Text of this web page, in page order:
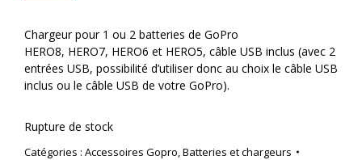
Chargeur pour 1 ou 2 batteries de GoPro
HERO8, HERO7, HERO6 et HERO5, câble USB inclus (avec 2
entrées USB, possibilité d’utiliser donc au choix le câble USB
inclus ou le câble USB de votre GoPro).
Rupture de stock
Catégories : Accessoires Gopro,Batteries et chargeurs